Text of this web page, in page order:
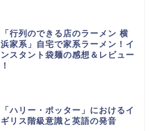
「行列のできる店のラーメン 横
浜家系」自宅で家系ラーメン！イ
ンスタント袋麺の感想＆レビュー
！
「ハリー・ポッター」におけるイ
ギリス階級意識と英語の発音